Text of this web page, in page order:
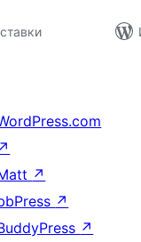
↗
↗
↗
↗